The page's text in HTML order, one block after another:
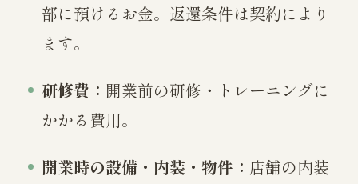
部に預けるお金。返還条件は契約により
ます。
研修費： 開業前の研修・トレーニングに
かかる費用。
開業時の設備・内装・物件： 店舗の内装